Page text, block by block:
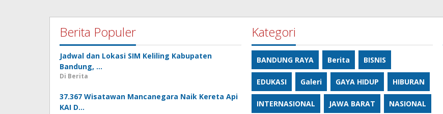
Berita Populer
Jadwal dan Lokasi SIM Keliling Kabupaten
Bandung, …
Di Berita
37.367 Wisatawan Mancanegara Naik Kereta Api
KAI D…
Kategori
BANDUNG RAYA Berita BISNIS
EDUKASI Galeri GAYA HIDUP HIBURAN
INTERNASIONAL JAWA BARAT NASIONAL